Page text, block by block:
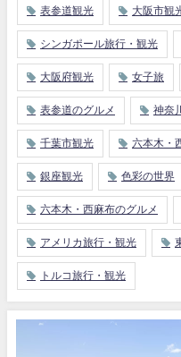
表参道観光 大阪市観
シンガポール旅行・観光
大阪府観光 女子旅
表参道のグルメ 神奈
千葉市観光 六本木・
銀座観光 色彩の世界
六本木・西麻布のグルメ
アメリカ旅行・観光
トルコ旅行・観光